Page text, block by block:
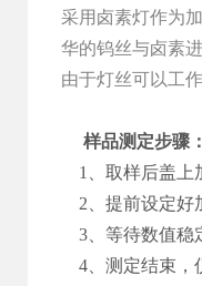
采用卤素灯作为
华的钨丝与卤素
由于灯丝可以工
样品测定步骤：
1、取样后盖上
2、提前设定好
3、等待数值稳
4、测定结束，